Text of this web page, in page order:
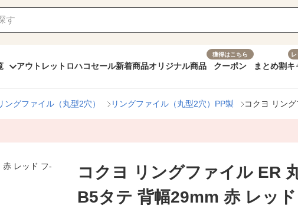
アウトレット ロハコセール新着商品オリジナル商品
獲得はこちら
クーポン まとめ割キ
ングファイル（丸型2穴） リングファイル（丸型2穴）PP製 コクヨ リン
コクヨ リングファイル ER
B5タテ 背幅29mm 赤 レッ